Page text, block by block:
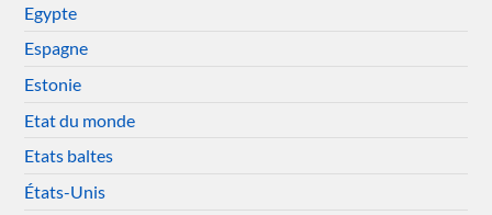
Egypte
Espagne
Estonie
Etat du monde
Etats baltes
États-Unis